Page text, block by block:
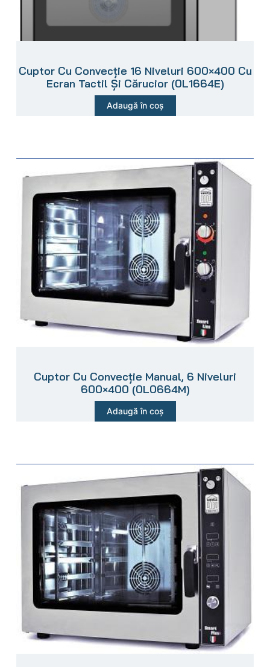
Cuptor Cu Convecție 16 Niveluri 600×400 Cu
Ecran Tactil Și Cărucior (0L1664E)
Adaugă în coș
Cuptor Cu Convecție Manual, 6 Niveluri
600×400 (0L0664M)
Adaugă în coș